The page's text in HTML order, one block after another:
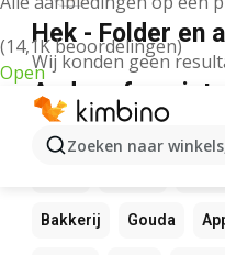
(14,1K beoordelingen)
Open
Zoeken naar
Hek - Folder en
Wij konden geen
Andere favoriete
Bakkerij Gouda